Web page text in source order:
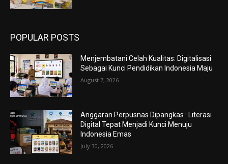
POPULAR POSTS
Menjembatani Celah Kualitas: Digitalisasi
Sebagai Kunci Pendidikan Indonesia Maju
August 7, 2026
Anggaran Perpusnas Dipangkas : Literasi
Digital Tepat Menjadi Kunci Menuju
Indonesia Emas
July 30, 2026